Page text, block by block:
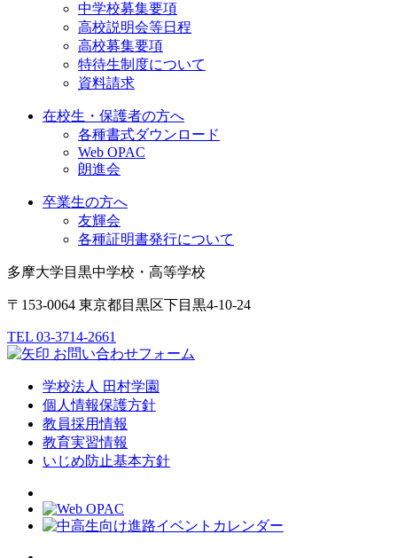
中学校募集要項
高校説明会等日程
高校募集要項
特待生制度について
資料請求
在校生・保護者の方へ
各種書式ダウンロード
Web OPAC
朗進会
卒業生の方へ
友輝会
各種証明書発行について
多摩大学目黒中学校・高等学校
〒153-0064 東京都目黒区下目黒4-10-24
TEL 03-3714-2661
お問い合わせフォーム
学校法人 田村学園
個人情報保護方針
教員採用情報
教育実習情報
いじめ防止基本方針